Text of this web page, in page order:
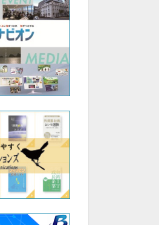
31:02
第29回メディアビジネスセミナー AI時代の人間力革命:|株式会社アイパートナー 三村 邦久